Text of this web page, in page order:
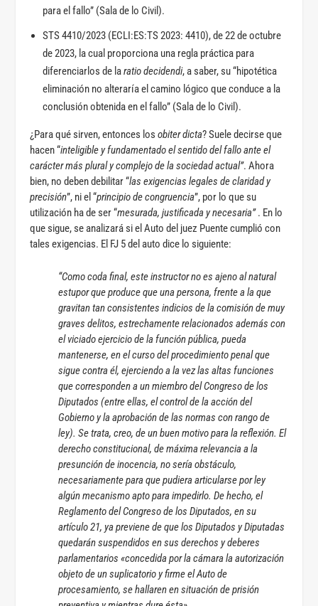
para el fallo” (Sala de lo Civil).
STS 4410/2023 (ECLI:ES:TS 2023: 4410), de 22 de octubre
de 2023, la cual proporciona una regla práctica para
diferenciarlos de laratio decidendi, a saber, su “hipotética
eliminación no alteraría el camino lógico que conduce a la
conclusión obtenida en el fallo” (Sala de lo Civil).
¿Para qué sirven, entonces losobiter dicta? Suele decirse que
hacen “inteligible y fundamentado el sentido del fallo ante el
carácter más plural y complejo de la sociedad actual”. Ahora
bien, no deben debilitar “las exigencias legales de claridad y
precisión”, ni el “principio de congruencia”, por lo que su
utilización ha de ser “mesurada, justificada y necesaria”. En lo
que sigue, se analizará si el Auto del juez Puente cumplió con
tales exigencias. El FJ 5 del auto dice lo siguiente:
“Como coda final, este instructor no es ajeno al natural
estupor que produce que una persona, frente a la que
gravitan tan consistentes indicios de la comisión de muy
graves delitos, estrechamente relacionados además con
el viciado ejercicio de la función pública, pueda
mantenerse, en el curso del procedimiento penal que
sigue contra él, ejerciendo a la vez las altas funciones
que corresponden a un miembro del Congreso de los
Diputados (entre ellas, el control de la acción del
Gobierno y la aprobación de las normas con rango de
ley). Se trata, creo, de un buen motivo para la reflexión. El
derecho constitucional, de máxima relevancia a la
presunción de inocencia, no sería obstáculo,
necesariamente para que pudiera articularse por ley
algún mecanismo apto para impedirlo. De hecho, el
Reglamento del Congreso de los Diputados, en su
artículo 21, ya previene de que los Diputados y Diputadas
quedarán suspendidos en sus derechos y deberes
parlamentarios «concedida por la cámara la autorización
objeto de un suplicatorio y firme el Auto de
procesamiento, se hallaren en situación de prisión